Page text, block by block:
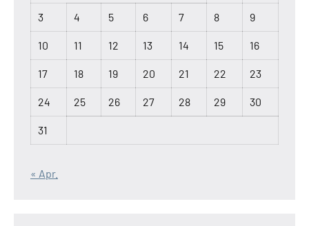
3 4 5 6 7 8 9
10 11 12 13 14 15 16
17 18 19 20 21 22 23
24 25 26 27 28 29 30
31
« Apr.